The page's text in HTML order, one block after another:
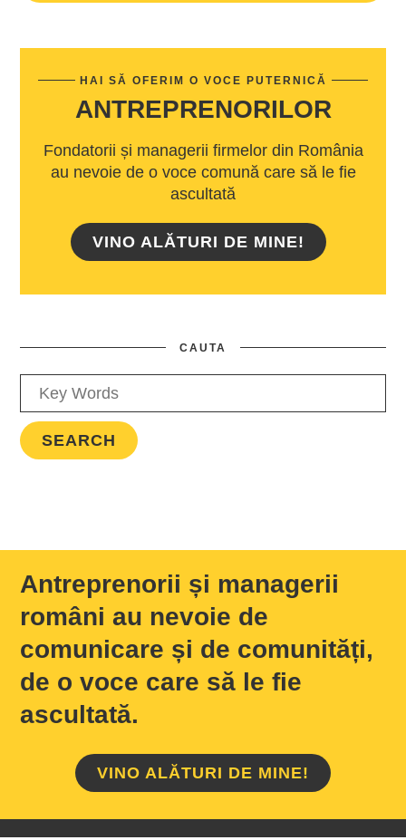
HAI SĂ OFERIM O VOCE PUTERNICĂ
ANTREPRENORILOR
Fondatorii și managerii firmelor din România
au nevoie de o voce comună care să le fie
ascultată
VINO ALĂTURI DE MINE!
CAUTA
Antreprenorii și managerii
români au nevoie de
comunicare și de comunități,
de o voce care să le fie
ascultată.
VINO ALĂTURI DE MINE!